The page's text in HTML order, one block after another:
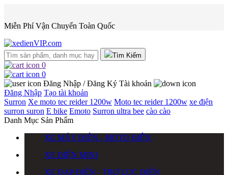
Miễn Phí Vận Chuyển Toàn Quốc
Tìm Kiếm
0
0
Đăng Nhập / Đăng Ký Tài khoản
Đăng Nhập Tạo tài khoản
Surron Xe moto tec reider 1200w Moto tec reider 1200w xe điện
surron suron E bike Emoto Surron ultra bee cào cào
Danh Mục Sản Phẩm
XE MÁY ĐIỆN - MOTO ĐIỆN
XE ĐIỆN MINI
XE ĐẠP ĐIỆN - TRỢ LỰC ĐIỆN